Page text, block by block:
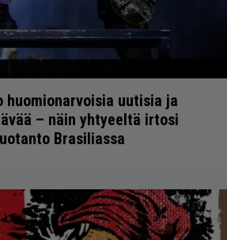
huomionarvoisia uutisia ja
– näin yhtyeeltä irtosi
Brasiliassa